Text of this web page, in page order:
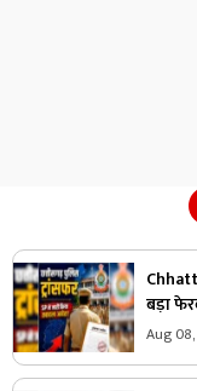
बड़ा
Aug 08,